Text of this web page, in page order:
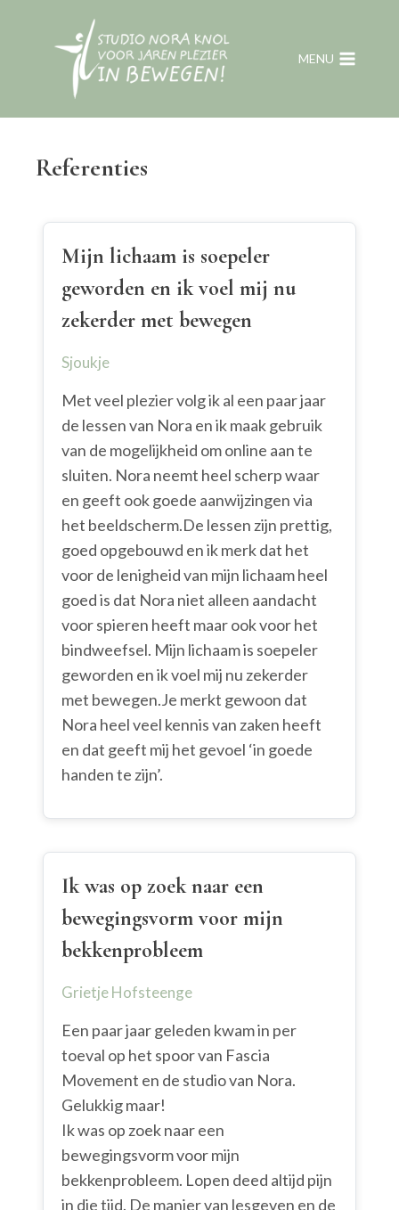
MENU
Referenties
Mijn lichaam is soepeler
geworden en ik voel mij nu
zekerder met bewegen
Sjoukje
Met veel plezier volg ik al een paar jaar
de lessen van Nora en ik maak gebruik
van de mogelijkheid om online aan te
sluiten. Nora neemt heel scherp waar
en geeft ook goede aanwijzingen via
het beeldscherm.De lessen zijn prettig,
goed opgebouwd en ik merk dat het
voor de lenigheid van mijn lichaam heel
goed is dat Nora niet alleen aandacht
voor spieren heeft maar ook voor het
bindweefsel. Mijn lichaam is soepeler
geworden en ik voel mij nu zekerder
met bewegen.Je merkt gewoon dat
Nora heel veel kennis van zaken heeft
en dat geeft mij het gevoel ‘in goede
handen te zijn’.
Ik was op zoek naar een
bewegingsvorm voor mijn
bekkenprobleem
Grietje Hofsteenge
Een paar jaar geleden kwam in per
toeval op het spoor van Fascia
Movement en de studio van Nora.
Gelukkig maar!
Ik was op zoek naar een
bewegingsvorm voor mijn
bekkenprobleem. Lopen deed altijd pijn
in die tijd. De manier van lesgeven en de